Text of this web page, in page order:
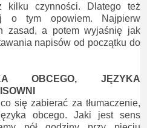
kilku czynności. Dlatego też
o tym opowiem. Najpierw
zasad, a potem wyjaśnię jak
napisów od początku do
OBCEGO, JĘZYKA
się zabierać za tłumaczenie,
obcego. Jaki jest sens